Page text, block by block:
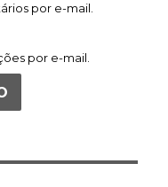
por e-mail.
por e-mail.